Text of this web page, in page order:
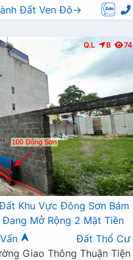
Đất Ven Đô→
Q.L B 74
Khu Vực Đông Sơn Bám
Mở Rộng 2 Mặt Tiền
Đất Thổ Cư
Giao Thông Thuận Tiện